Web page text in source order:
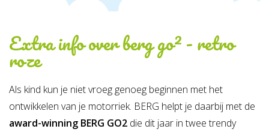
Extra info overberg go² - retro
roze
Als kind kun je niet vroeg genoeg beginnen met het
ontwikkelen van je motorriek. BERG helpt je daarbij met de
award-winning BERG GO2 die dit jaar in twee trendy